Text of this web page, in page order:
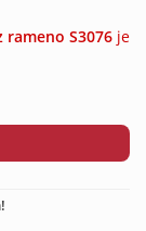
rameno S3076 je